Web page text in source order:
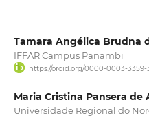
Tamara Angélica Brudna
IFFAR Campus Panambi
https://orcid.org/0000-0003-3359-
Maria Cristina Pansera de
Universidade Regional do